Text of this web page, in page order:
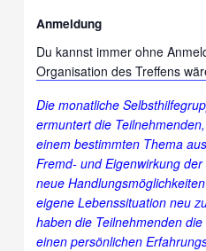
Anmeldung
Du kannst immer ohne
Organisation des Treffens
Die monatliche
ermuntert die
einem bestimmten Thema
Fremd- und Eigenwirkung
neue
eigene Lebenssituation neu
haben die Teilnehmenden
einen persönlichen